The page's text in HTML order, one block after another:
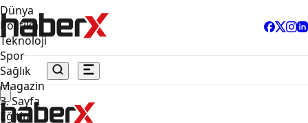
Dünya
Politika
Teknoloji
Spor
Sağlık
Magazin
3. Sayfa
Eğitim